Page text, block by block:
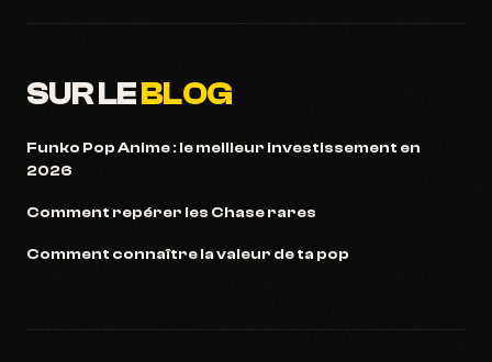
SUR LEBLOG
Funko Pop Anime : le meilleur investissement en
2026
Comment repérer les Chase rares
Comment connaître la valeur de ta pop